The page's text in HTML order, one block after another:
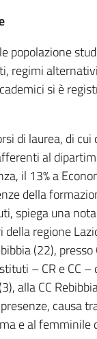
popolazione
regimi
si è
di laurea, di cui
al
il 13% a
della
spiega una
regione
(22),
– CR e CC
alla CC
causa
e al femminile